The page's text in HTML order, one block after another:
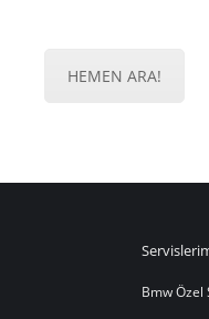
HEMEN ARA!
Bmw Özel